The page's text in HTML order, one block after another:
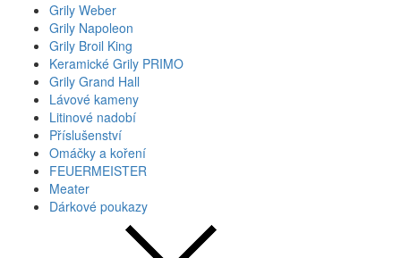
Grily Weber
Grily Napoleon
Grily Broil King
Keramické Grily PRIMO
Grily Grand Hall
Lávové kameny
Litinové nadobí
Příslušenství
Omáčky a koření
FEUERMEISTER
Meater
Dárkové poukazy